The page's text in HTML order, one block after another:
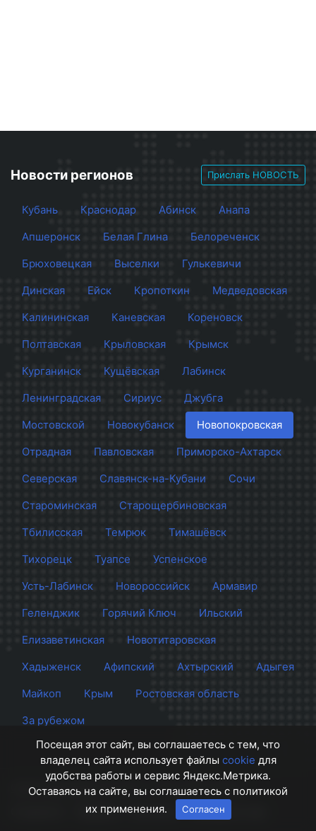
Новости регионов Прислать НОВОСТЬ
Кубань Краснодар Абинск
Анапа
Апшеронск
Белая Глина
Белореченск
Брюховецкая
Выселки
Гулькевичи
Динская
Ейск Кропоткин
Медведовская
Калининская
Каневская
Кореновск
Полтавская
Крыловская
Крымск
Курганинск
Кущёвская
Лабинск
Ленинградская
Сириус
Джубга
Мостовской
Новокубанск
Новопокровская
Отрадная
Павловская
Приморско-Ахтарск
Северская
Славянск-на-Кубани
Сочи
Староминская
Старощербиновская
Тбилисская
Темрюк
Тимашёвск
Тихорецк
Туапсе
Успенское
Усть-Лабинск
Новороссийск
Армавир
Геленджик
Горячий Ключ
Ильский
Елизаветинская
Новотитаровская
Хадыженск
Афипский Ахтырский
Адыгея
Майкоп
Крым
Ростовская область
За рубежом
Сайт Краснодара
© 2012 - 2026 СМИ Кубани
Правила Контакты Напишите нам
Посещая этот сайт, вы соглашаетесь с тем, что
владелец сайта использует файлы cookie для
удобства работы и сервис Яндекс.Метрика.
Оставаясь на сайте, вы соглашаетесь с политикой
их применения.
Согласен